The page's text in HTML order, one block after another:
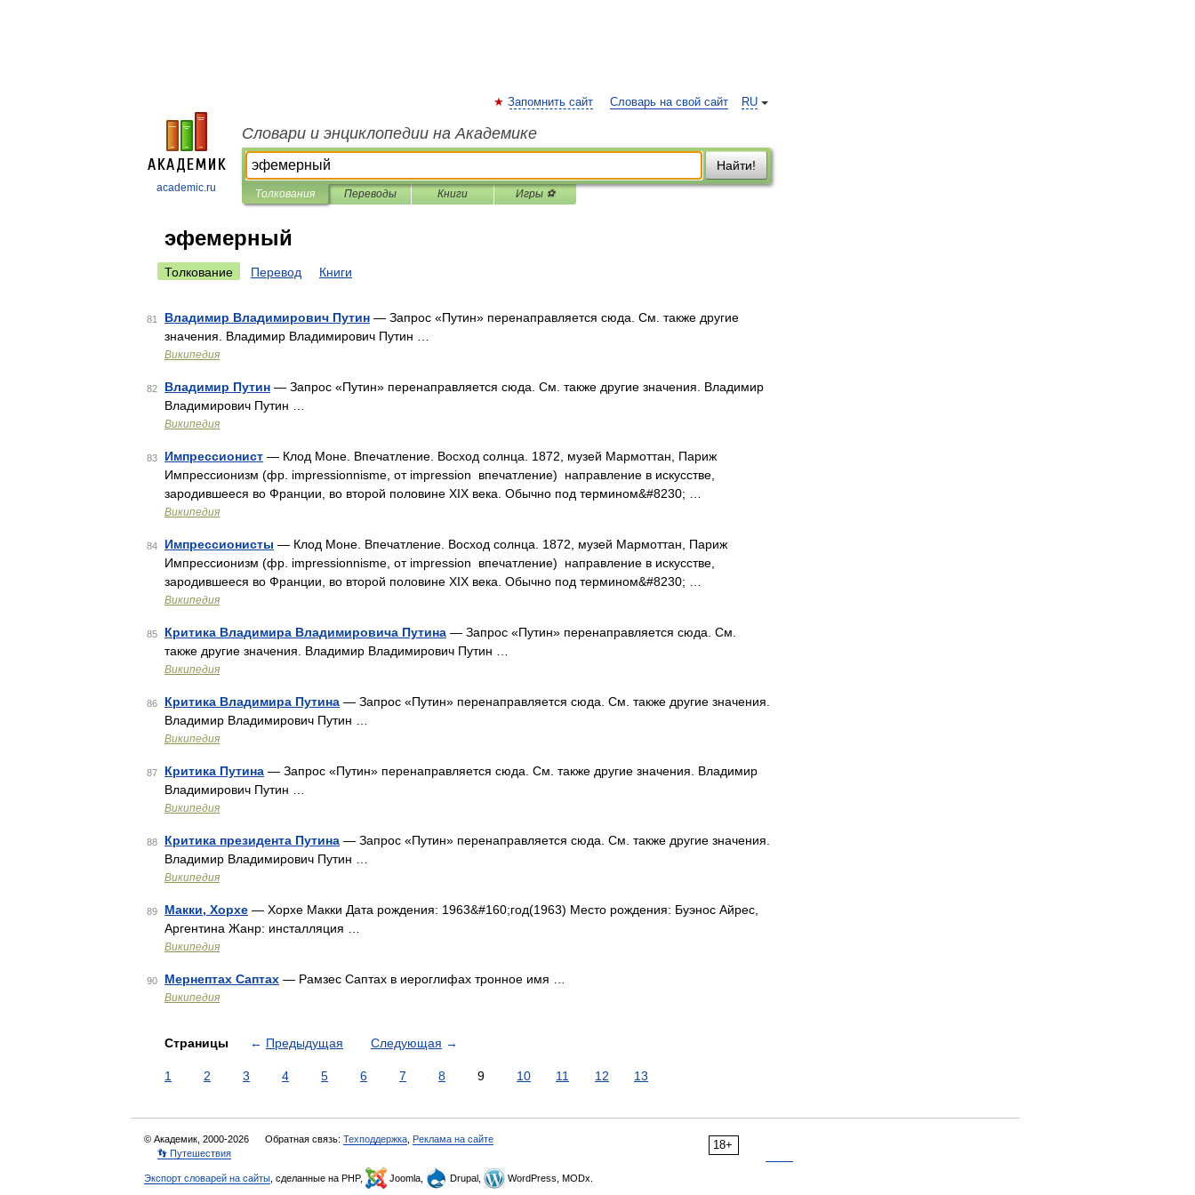
academic.ru
RU
Запомнить сайт Словарь на свой сайт
Словари и энциклопедии на Академике
Найти!
Толкования Переводы Книги Игры ⚽
эфемерный
Толкование Перевод Книги
81 Владимир Владимирович Путин — Запрос «Путин» перенаправляется сюда. Cм. также другие
значения. Владимир Владимирович Путин …
Википедия
82 Владимир Путин — Запрос «Путин» перенаправляется сюда. Cм. также другие значения. Владимир
Владимирович Путин …
Википедия
83 Импрессионист — Клод Моне. Впечатление. Восход солнца. 1872, музей Мармоттан, Париж
Импрессионизм (фр. impressionnisme, от impression впечатление) направление в искусстве,
зародившееся во Франции, во второй половине XIX века. Обычно под термином&#8230; …
Википедия
84 Импрессионисты — Клод Моне. Впечатление. Восход солнца. 1872, музей Мармоттан, Париж
Импрессионизм (фр. impressionnisme, от impression впечатление) направление в искусстве,
зародившееся во Франции, во второй половине XIX века. Обычно под термином&#8230; …
Википедия
85 Критика Владимира Владимировича Путина — Запрос «Путин» перенаправляется сюда. Cм.
также другие значения. Владимир Владимирович Путин …
Википедия
86 Критика Владимира Путина — Запрос «Путин» перенаправляется сюда. Cм. также другие значения.
Владимир Владимирович Путин …
Википедия
87 Критика Путина — Запрос «Путин» перенаправляется сюда. Cм. также другие значения. Владимир
Владимирович Путин …
Википедия
88 Критика президента Путина — Запрос «Путин» перенаправляется сюда. Cм. также другие значения.
Владимир Владимирович Путин …
Википедия
89 Макки, Хорхе — Хорхе Макки Дата рождения: 1963&#160;год(1963) Место рождения: Буэнос Айрес,
Аргентина Жанр: инсталляция …
Википедия
90 Мернептах Саптах — Рамзес Саптах в иероглифах тронное имя …
Википедия
Страницы ← Предыдущая Следующая →
1 2 3 4 5 6 7 8 9 10 11 12 13
18+
© Академик, 2000-2026 Обратная связь: Техподдержка Реклама на сайте
👣 Путешествия
Экспорт словарей на сайты , сделанные на PHP, Joomla, Drupal, WordPress, MODx.